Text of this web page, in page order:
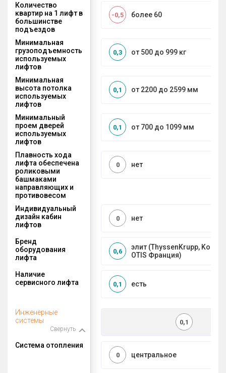
Количество
квартир на 1 лифт в
большинстве
подъездов
более 60
-0,5
Минимальная
грузоподъемность
используемых
лифтов
от 500 до 999 кг
0,3
Минимальная
высота потолка
используемых
лифтов
от 2200 до 2599 мм
0,1
Минимальный
проем дверей
используемых
лифтов
от 700 до 1099 мм
0,1
Плавность хода
лифта обеспечена
роликовыми
башмаками
направляющих и
противовесом
нет
0
Индивидуальный
дизайн кабин
лифтов
нет
0
Бренд
оборудования
лифта
элит (ThyssenKrupp, Kone,
OTIS Франция)
0,6
Наличие
сервисного лифта
есть
0,1
Инженерные
системы
Свернуть
0,1
Система отопления
центральное
0